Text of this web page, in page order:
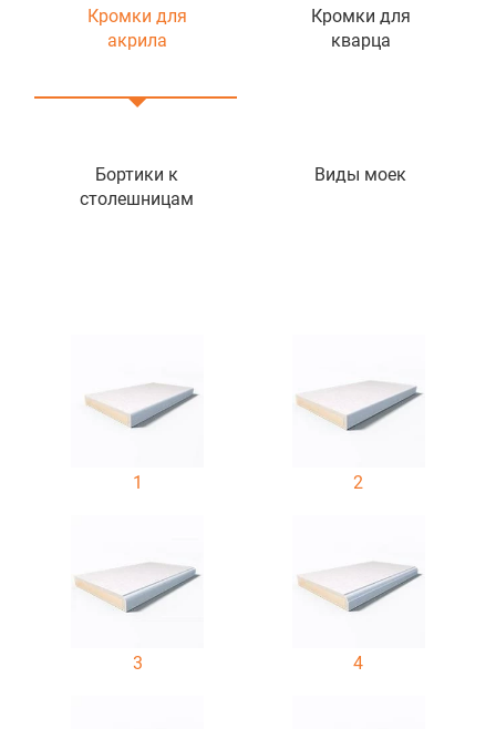
Кромки для
акрила
Кромки для
кварца
Бортики к
столешницам
Виды моек
1 2
3 4